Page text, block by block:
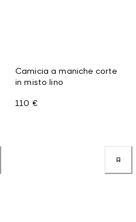
Camicia a maniche corte
in misto lino
110 €